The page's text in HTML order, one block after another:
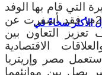
الدول الأكثر سخاءً في
التي قام بها الوفد
المصري إلى أسمرة في مايو 2026م، فقد أسفرت عن
تعزيز التعاون بين
الاقتصادية
ستعمل مصر وإريتريا
يصل بين موانئهما